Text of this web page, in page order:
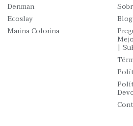
Denman
Ecoslay
Marina Colorina
|